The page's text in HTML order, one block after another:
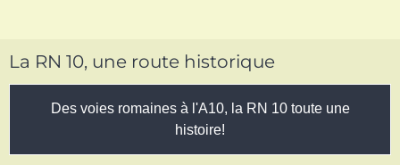
La RN 10, une route historique
Des voies romaines à l'A10, la RN 10 toute une
histoire!